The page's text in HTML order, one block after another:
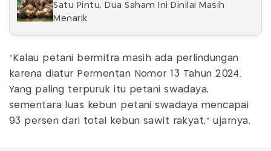
Satu Pintu, Dua Saham Ini Dinilai Masih
Menarik
“Kalau petani bermitra masih ada perlindungan
karena diatur Permentan Nomor 13 Tahun 2024.
Yang paling terpuruk itu petani swadaya,
sementara luas kebun petani swadaya mencapai
93 persen dari total kebun sawit rakyat,” ujarnya.